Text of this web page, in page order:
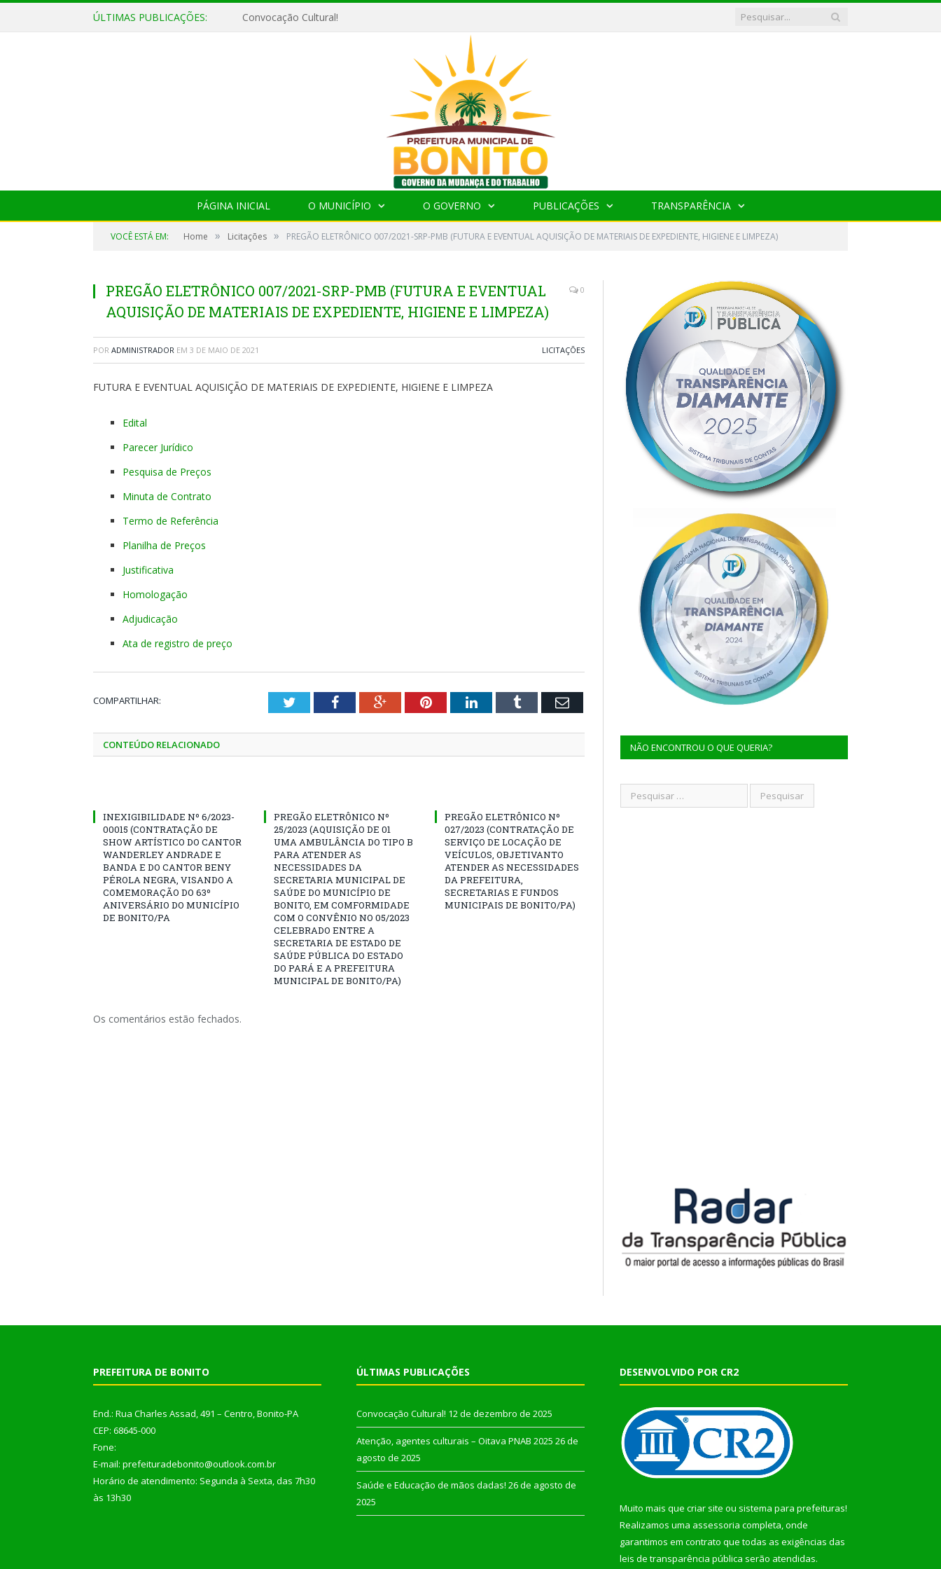
ÚLTIMAS PUBLICAÇÕES: Convocação Cultural!
PÁGINA INICIAL O MUNICÍPIO O GOVERNO PUBLICAÇÕES TRANSPARÊNCIA
VOCÊ ESTÁ EM: Home » Licitações » PREGÃO ELETRÔNICO 007/2021-SRP-PMB (FUTURA E EVENTUAL AQUISIÇÃO DE MATERIAIS DE EXPEDIENTE, HIGIENE E LIMPEZA)
PREGÃO ELETRÔNICO 007/2021-SRP-PMB (FUTURA E EVENTUAL
AQUISIÇÃO DE MATERIAIS DE EXPEDIENTE, HIGIENE E LIMPEZA)
0
POR ADMINISTRADOR EM 3 DE MAIO DE 2021 LICITAÇÕES
FUTURA E EVENTUAL AQUISIÇÃO DE MATERIAIS DE EXPEDIENTE, HIGIENE E LIMPEZA
Edital
Parecer Jurídico
Pesquisa de Preços
Minuta de Contrato
Termo de Referência
Planilha de Preços
Justificativa
Homologação
Adjudicação
Ata de registro de preço
COMPARTILHAR: TwitterFacebookGoogle+PinterestLinkedInTumblr Email
CONTEÚDO RELACIONADO
INEXIGIBILIDADE Nº 6/2023-
00015 (CONTRATAÇÃO DE
SHOW ARTÍSTICO DO CANTOR
WANDERLEY ANDRADE E
BANDA E DO CANTOR BENY
PÉROLA NEGRA, VISANDO A
COMEMORAÇÃO DO 63º
ANIVERSÁRIO DO MUNICÍPIO
DE BONITO/PA
PREGÃO ELETRÔNICO Nº
25/2023 (AQUISIÇÃO DE 01
UMA AMBULÂNCIA DO TIPO B
PARA ATENDER AS
NECESSIDADES DA
SECRETARIA MUNICIPAL DE
SAÚDE DO MUNICÍPIO DE
BONITO, EM COMFORMIDADE
COM O CONVÊNIO NO 05/2023
CELEBRADO ENTRE A
SECRETARIA DE ESTADO DE
SAÚDE PÚBLICA DO ESTADO
DO PARÁ E A PREFEITURA
MUNICIPAL DE BONITO/PA)
PREGÃO ELETRÔNICO Nº
027/2023 (CONTRATAÇÃO DE
SERVIÇO DE LOCAÇÃO DE
VEÍCULOS, OBJETIVANTO
ATENDER AS NECESSIDADES
DA PREFEITURA,
SECRETARIAS E FUNDOS
MUNICIPAIS DE BONITO/PA)
Os comentários estão fechados.
NÃO ENCONTROU O QUE QUERIA?
PREFEITURA DE BONITO
End.: Rua Charles Assad, 491 – Centro, Bonito-PA
CEP: 68645-000
Fone:
E-mail: prefeituradebonito@outlook.com.br
Horário de atendimento: Segunda à Sexta, das 7h30
às 13h30
ÚLTIMAS PUBLICAÇÕES
Convocação Cultural! 12 de dezembro de 2025
Atenção, agentes culturais – Oitava PNAB 2025 26 de
agosto de 2025
Saúde e Educação de mãos dadas! 26 de agosto de
2025
DESENVOLVIDO POR CR2
Muito mais que criar site ou sistema para prefeituras!
Realizamos uma assessoria completa, onde
garantimos em contrato que todas as exigências das
leis de transparência pública serão atendidas.